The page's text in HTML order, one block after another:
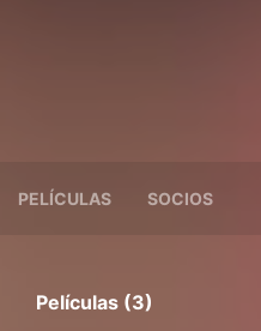
PELÍCULAS SOCIOS
Películas (3)